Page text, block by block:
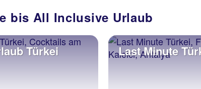
bis All Inclusive Urlaub
Türkei Last Minute